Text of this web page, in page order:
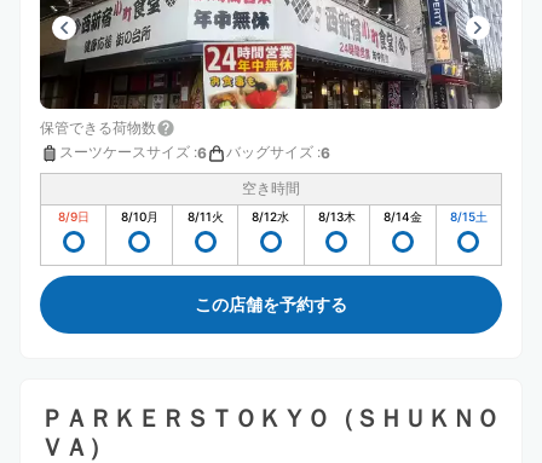
保管できる荷物数
スーツケースサイズ :6 バッグサイズ :6
空き時間
8/9日 8/10月 8/11火 8/12水 8/13木 8/14金 8/15土
この店舗を予約する
ＰＡＲＫＥＲＳＴＯＫＹＯ（ＳＨＵＫＮＯ
ＶＡ）